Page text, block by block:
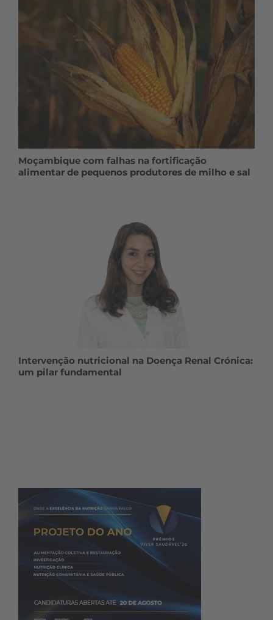
Moçambique com falhas na fortificação
alimentar de pequenos produtores de milho e sal
Intervenção nutricional na Doença Renal Crónica:
um pilar fundamental